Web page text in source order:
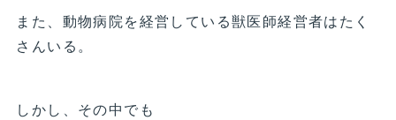
また、動物病院を経営している獣医師経営者はたく
さんいる。
しかし、その中でも